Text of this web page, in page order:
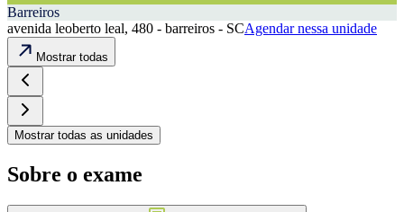
Barreiros
avenida leoberto leal, 480 - barreiros - SCAgendar nessa unidade
Mostrar todas
Mostrar todas as unidades
Sobre o exame